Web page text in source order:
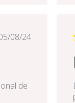
Fecha
08/24
de